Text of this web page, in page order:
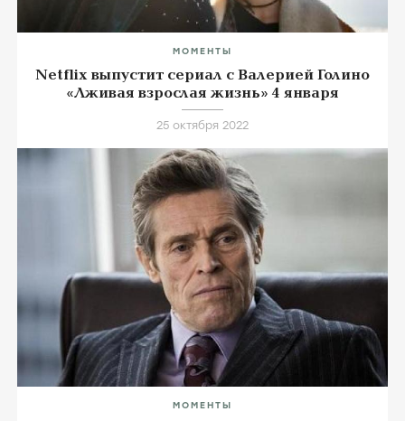
МОМЕНТЫ
Netflix выпустит сериал с Валерией Голино
«Лживая взрослая жизнь» 4 января
25 октября 2022